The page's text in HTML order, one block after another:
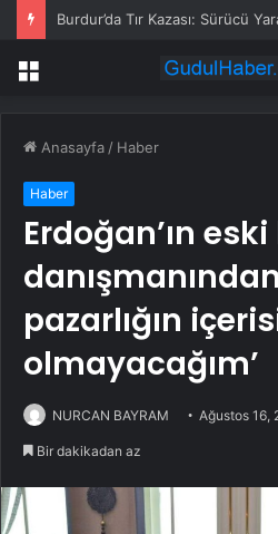
Burdur’da Tır Kazası: Sürücü
Menü
Anasayfa / Haber
Haber
Erdoğan’ın
pazarlığın
olmayacağım’
NURCAN BAYRAM Ağustos 16,
Bir dakikadan az